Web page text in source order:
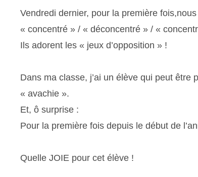
Vendredi dernier, pour la première
« concentré » / « déconcentré » / «
Ils adorent les « jeux d’opposition » !
Dans ma classe, j’ai un élève qui peut
« avachie ».
Et, ô surprise :
Pour la première fois depuis le début de
Quelle JOIE pour cet élève !